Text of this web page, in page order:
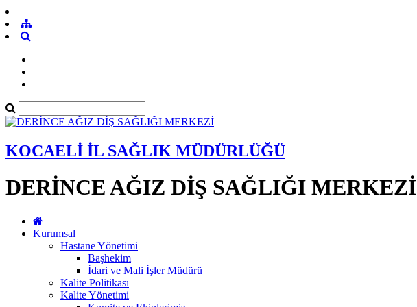
KOCAELİ İL SAĞLIK MÜDÜRLÜĞÜ
DERİNCE AĞIZ DİŞ SAĞLIĞI MERKEZİ
Kurumsal
Hastane Yönetimi
Başhekim
İdari ve Mali İşler Müdürü
Kalite Politikası
Kalite Yönetimi